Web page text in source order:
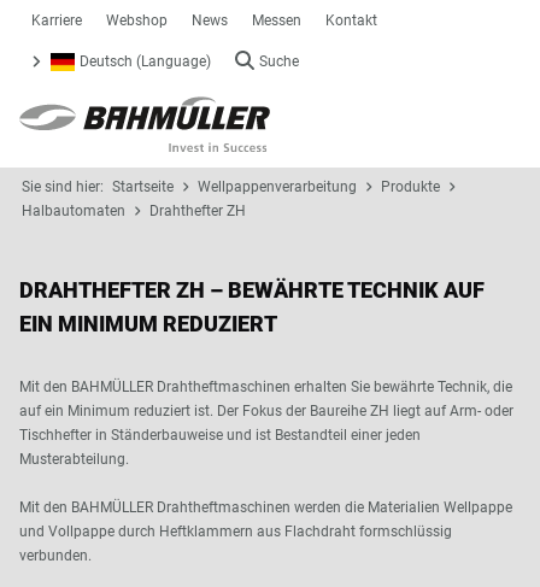
Karriere Webshop News Messen Kontakt
Deutsch (Language) Suche
Sie sind hier: Startseite Wellpappenverarbeitung
Produkte
Halbautomaten
Drahthefter ZH
DRAHTHEFTER ZH – BEWÄHRTE TECHNIK AUF
EIN MINIMUM REDUZIERT
Mit den BAHMÜLLER Drahtheftmaschinen erhalten Sie bewährte Technik, die
auf ein Minimum reduziert ist. Der Fokus der Baureihe ZH liegt auf Arm- oder
Tischhefter in Ständerbauweise und ist Bestandteil einer jeden
Musterabteilung.
Mit den BAHMÜLLER Drahtheftmaschinen werden die Materialien Wellpappe
und Vollpappe durch Heftklammern aus Flachdraht formschlüssig
verbunden.